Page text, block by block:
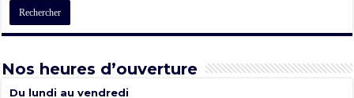
Nos heures d’ouverture
Du lundi au vendredi